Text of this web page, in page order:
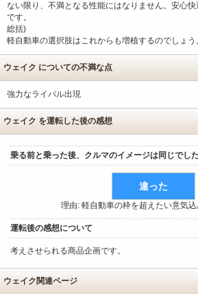
ない限り、不満となる性能にはなりません。安心
です。
総括)
軽自動車の選択肢はこれからも増植するのでしょう
ウェイク についての不満な点
強力なライバル出現
ウェイク を運転した後の感想
乗る前と乗った後、クルマのイメージは同じでし
違った
理由: 軽自動車の枠を超えたい意気
運転後の感想について
考えさせられる商品企画です。
ウェイク関連ページ